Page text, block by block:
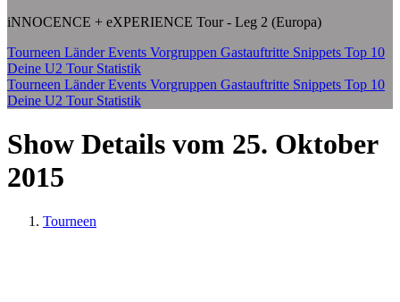
iNNOCENCE + eXPERIENCE Tour - Leg 2 (Europa)
Tourneen LänderEvents Vorgruppen Gastauftritte Snippets Top 10
Deine U2 Tour Statistik
Tourneen LänderEvents Vorgruppen Gastauftritte Snippets Top 10
Deine U2 Tour Statistik
Show Details vom 25. Oktober
2015
Tourneen